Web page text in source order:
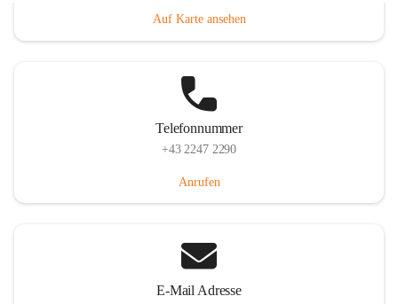
Auf Karte ansehen
Telefonnummer
+43 2247 2290
Anrufen
E-Mail Adresse